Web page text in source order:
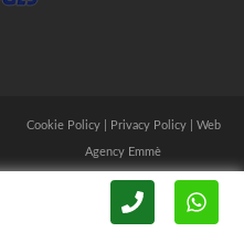
Cookie Policy| Privacy Policy| Web
Agency Emmè